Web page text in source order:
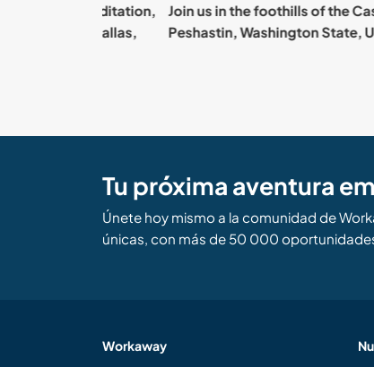
Join us in the foothills of the Cascade
Peshastin, Washington State, USA
Tu próxima aventura
Únete hoy mismo a la comunidad de
únicas, con más de 50 000
Workaway